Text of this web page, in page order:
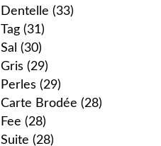
Dentelle (33)
Tag (31)
Sal (30)
Gris (29)
Perles (29)
Carte Brodée (28)
Fee (28)
Suite (28)